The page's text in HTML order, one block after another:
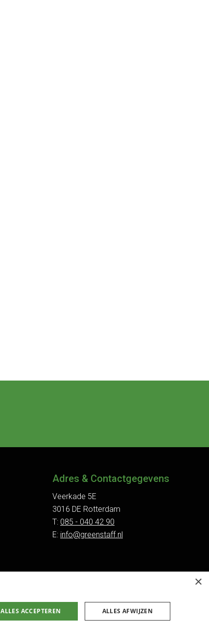
Adres & Contactgegevens
Veerkade 5E
3016 DE Rotterdam
T: 085 - 040 42 90
E: info@greenstaff.nl
×
ALLES ACCEPTEREN ALLES AFWIJZEN